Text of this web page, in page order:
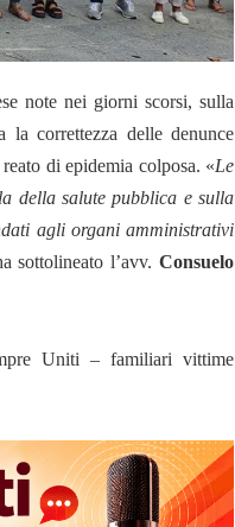
note nei giorni scorsi, sulla
la correttezza delle denunce
di epidemia colposa. «Le
della salute pubblica e sulla
agli organi amministrativi
sottolineato l’avv.Consuelo
Uniti – familiari vittime